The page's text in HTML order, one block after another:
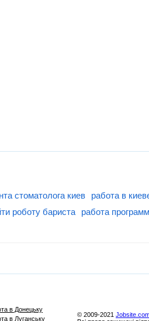
стоматолога киев работа в
роботу бариста работа
в Донецьку
в Луганську
© 2009-2021